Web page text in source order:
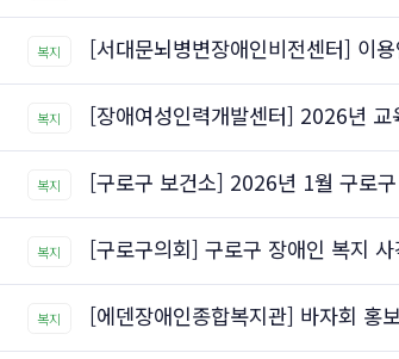
복지 [서대문뇌병변장애인비전센터] 이
복지 [장애여성인력개발센터] 2026년 교
복지 [구로구 보건소] 2026년 1월 구로
복지 [구로구의회] 구로구 장애인 복지
복지 [에덴장애인종합복지관] 바자회 홍